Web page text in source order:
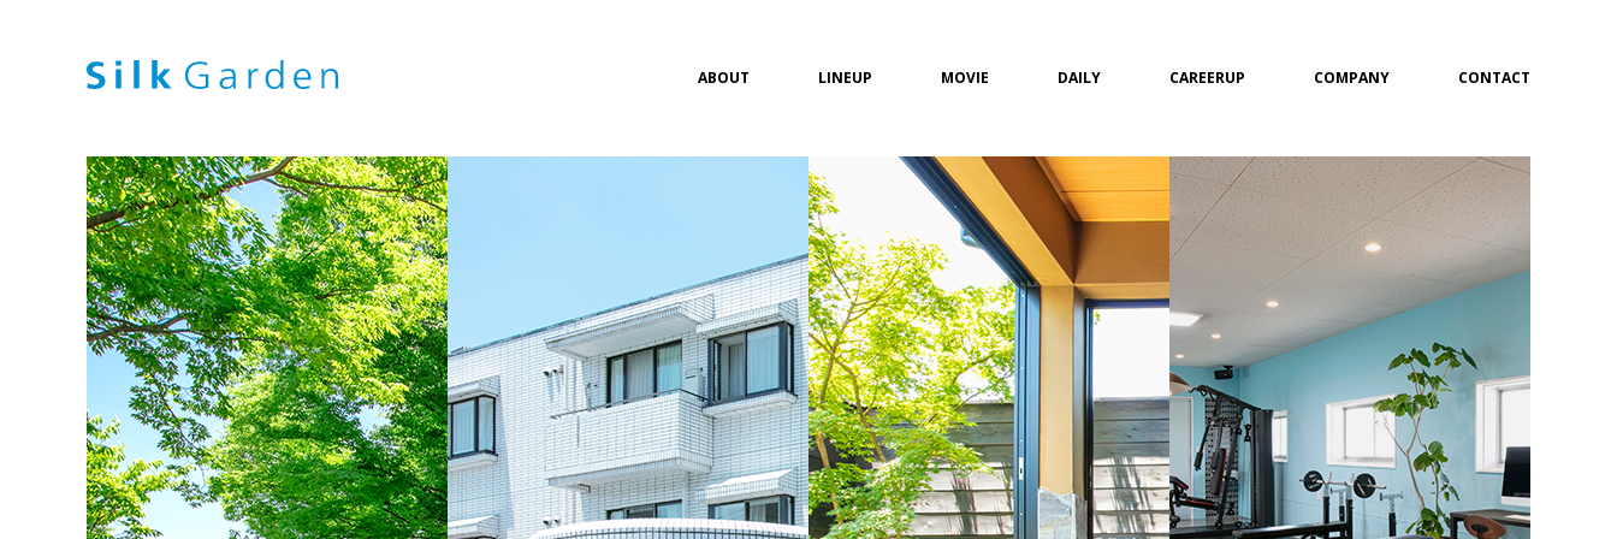
ABOUT LINEUP MOVIE DAILY CAREERUP COMPANY CONTACT